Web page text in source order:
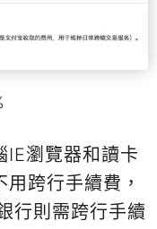
IE瀏覽器和讀卡
跨行手續費，
行則需跨行手續